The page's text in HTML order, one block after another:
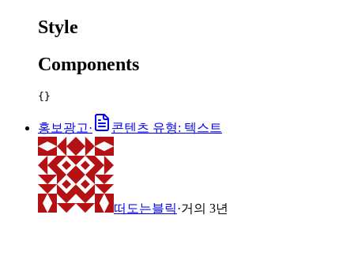
Style
Components
{}
홍보광고· 콘텐츠 유형: 텍스트
떠도는블릭·거의 3년